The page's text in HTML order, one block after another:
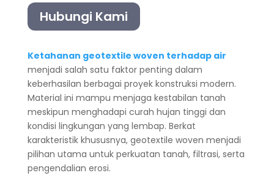
Hubungi Kami
Ketahanan geotextile woven terhadap air
menjadi salah satu faktor penting dalam
keberhasilan berbagai proyek konstruksi modern.
Material ini mampu menjaga kestabilan tanah
meskipun menghadapi curah hujan tinggi dan
kondisi lingkungan yang lembap. Berkat
karakteristik khususnya, geotextile woven menjadi
pilihan utama untuk perkuatan tanah, filtrasi, serta
pengendalian erosi.